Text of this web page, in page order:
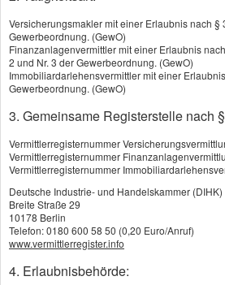
Motorradversicherung
Autoversicherung
So sparen Sie
Weniger
Weil Fahranfänger häufiger
Fahrzeuglenker Unfälle
KFZ-Haftpflichtversicherer von
Beitragssätze von bis zu 300
einigen Kniffen lässt sich
sparen.
Versicherungsmakler mit einer Erlaubnis nach §
Gewerbeordnung. (GewO)
Finanzanlagenvermittler mit einer Erlaubnis
2 und Nr. 3 der Gewerbeordnung. (GewO)
Immobiliardarlehensvermittler mit einer
Gewerbeordnung. (GewO)
3. Gemeinsame Registerstelle nach
Vermittlerregisternummer
Vermittlerregisternummer
Vermittlerregisternummer
Deutsche Industrie- und Handelskammer (DIHK)
Breite Straße 29
10178 Berlin
Telefon: 0180 600 58 50 (0,20 Euro/Anruf)
www.vermittlerregister.info
4. Erlaubnisbehörde: